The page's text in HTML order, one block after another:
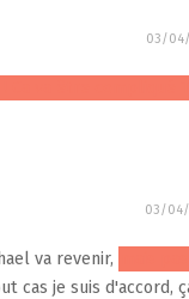
03/04/
03/04/
va revenir,
cas je suis d'accord,